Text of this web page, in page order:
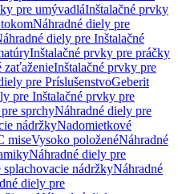
pre umývadláInštalačné prvky
Náhradné diely pre
diely pre Inštalačné
Inštalačné prvky pre práčky
zaťaženieInštalačné prvky pre
pre PríslušenstvoGeberit
pre Inštalačné prvky pre
sprchyNáhradné diely pre
nádržkyNadomietkové
miseVysoko položenéNáhradné
Náhradné diely pre
nádržkyNáhradné
diely pre